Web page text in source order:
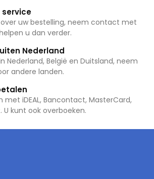
service
uw bestelling, neem contact met
u dan verder.
Nederland
Nederland, België en Duitsland, neem
andere landen.
met iDEAL, Bancontact, MasterCard,
U kunt ook overboeken.